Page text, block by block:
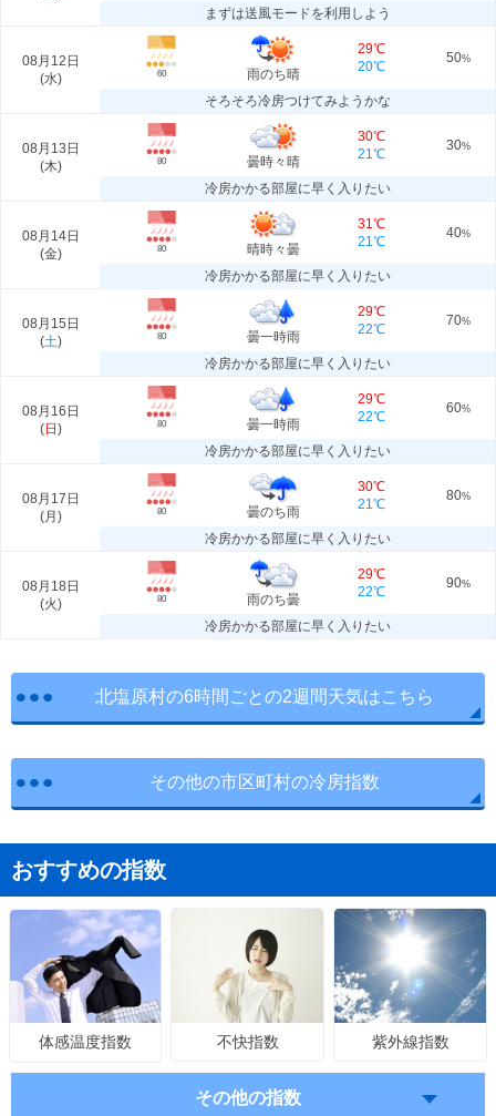
まずは送風モードを利用しよう
08月12日
(水) 60 雨のち晴
29℃
20℃
50%
そろそろ冷房つけてみようかな
08月13日
(木) 80 曇時々晴
30℃
21℃
30%
冷房かかる部屋に早く入りたい
08月14日
(金) 80 晴時々曇
31℃
21℃
40%
冷房かかる部屋に早く入りたい
08月15日
(土) 80 曇一時雨
29℃
22℃
70%
冷房かかる部屋に早く入りたい
08月16日
(日 ) 80 曇一時雨
29℃
22℃
60%
冷房かかる部屋に早く入りたい
08月17日
(月 ) 80 曇のち雨
30℃
21℃
80%
冷房かかる部屋に早く入りたい
08月18日
(火) 80 雨のち曇
29℃
22℃
90%
冷房かかる部屋に早く入りたい
北塩原村の6時間ごとの2週間天気はこちら
その他の市区町村の冷房指数
おすすめの指数
体感温度指数 不快指数 紫外線指数
その他の指数